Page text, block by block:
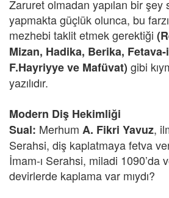
Zaruret olmadan yapılan bir şey
yapmakta güçlük olunca, bu
mezhebi taklit etmek gerektiği
Mizan, Hadika, Berika,
F.Hayriyye ve Mafüvat) gibi
yazılıdır.
Modern Diş Hekimliği
Sual: Merhum A. Fikri Yavuz,
Serahsi, diş kaplatmaya fetva
İmam-ı Serahsi, miladi 1090’da
devirlerde kaplama var mıydı?